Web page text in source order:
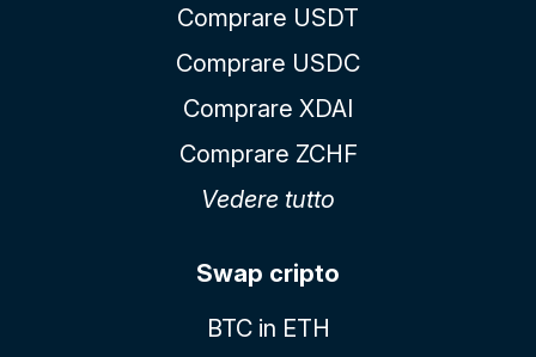
Comprare USDT
Comprare USDC
Comprare XDAI
Comprare ZCHF
Vedere tutto
Swap cripto
BTC in ETH